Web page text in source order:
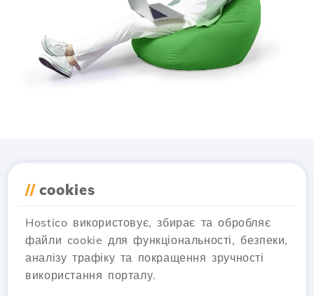
// cookies
Hostico використовує, збирає та обробляє
файли cookie для функціональності, безпеки,
аналізу трафіку та покращення зручності
використання порталу.